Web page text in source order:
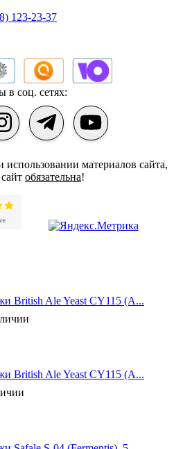
123-23-37
в соц. сетях:
использовании материалов сайта,
обязательна!
British Ale Yeast CY115 (A...
British Ale Yeast CY115 (A...